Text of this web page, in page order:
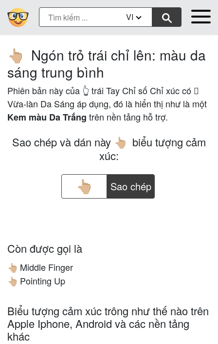
VI
👆🏼
Ngón trỏ trái chỉ lên: màu da
sáng trung bình
Phiên bản này của 👆 trái Tay Chỉ số Chỉ xúc có 🏼
Vừa-làn Da Sáng áp dụng, đó là hiển thị như là một
Kem màu Da Trắng trên nền tảng hỗ trợ.
Sao chép và dán này 👆🏼 biểu tượng cảm
xúc:
Sao chép
Còn được gọi là
👆🏼 Middle Finger
👆🏼 Pointing Up
Biểu tượng cảm xúc trông như thế nào trên
Apple Iphone, Android và các nền tảng
khác